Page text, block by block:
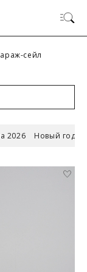
сейл
2026 Новый год
ОК